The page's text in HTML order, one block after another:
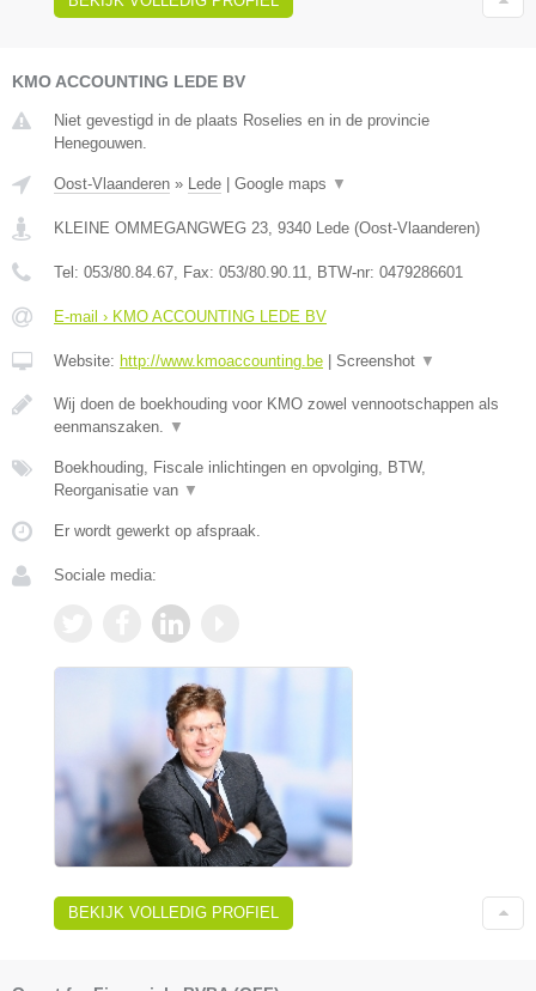
KMO ACCOUNTING LEDE BV
Niet gevestigd in de plaats Roselies en in de provincie
Henegouwen.
Oost-Vlaanderen » Lede Google maps ▼
KLEINE OMMEGANGWEG 23 9340 Lede (Oost-Vlaanderen)
Tel: 053/80.84.67 , Fax: 053/80.90.11 , BTW-nr: 0479286601
E-mail › KMO ACCOUNTING LEDE BV
Website: http://www.kmoaccounting.be Screenshot ▼
Wij doen de boekhouding voor KMO zowel vennootschappen als
eenmanszaken.
▼
Boekhouding, Fiscale inlichtingen en opvolging, BTW,
Reorganisatie van ▼
Er wordt gewerkt op afspraak.
Sociale media:
BEKIJK VOLLEDIG PROFIEL